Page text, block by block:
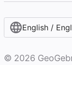
English /
© 2026